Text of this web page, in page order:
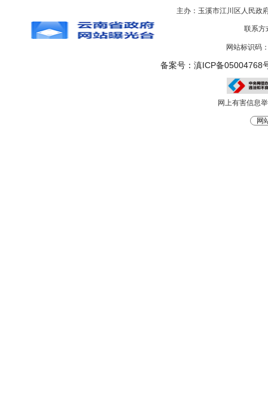
主办：玉溪市江川区人民
联系方
网站标识码
备案号：滇ICP备05004768
网上有害信息
网